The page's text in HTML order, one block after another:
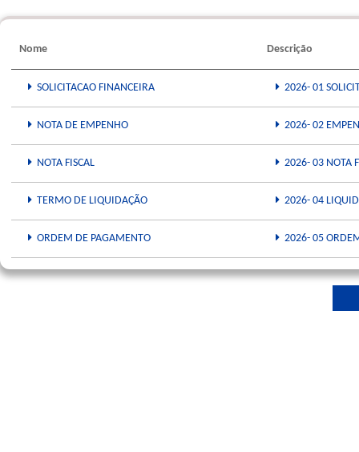
Nome Descrição
SOLICITACAO FINANCEIRA 2026- 01
NOTA DE EMPENHO 2026- 02
NOTA FISCAL 2026- 03 NOTA
TERMO DE LIQUIDAÇÃO 2026- 04
ORDEM DE PAGAMENTO 2026- 05